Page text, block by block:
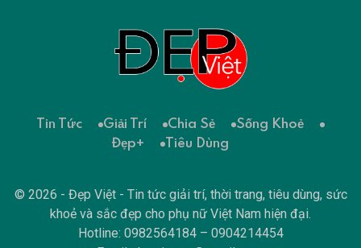
Tin Tức Giải Trí Chia Sẻ
Sống Khoẻ
Đẹp+
Tiêu Dùng
© 2026 - Đẹp Việt - Tin tức giải trí, thời trang, tiêu dùng, sức
khoẻ và sắc đẹp cho phụ nữ Việt Nam hiện đại.
Hotline: 0982564184 – 0904214454